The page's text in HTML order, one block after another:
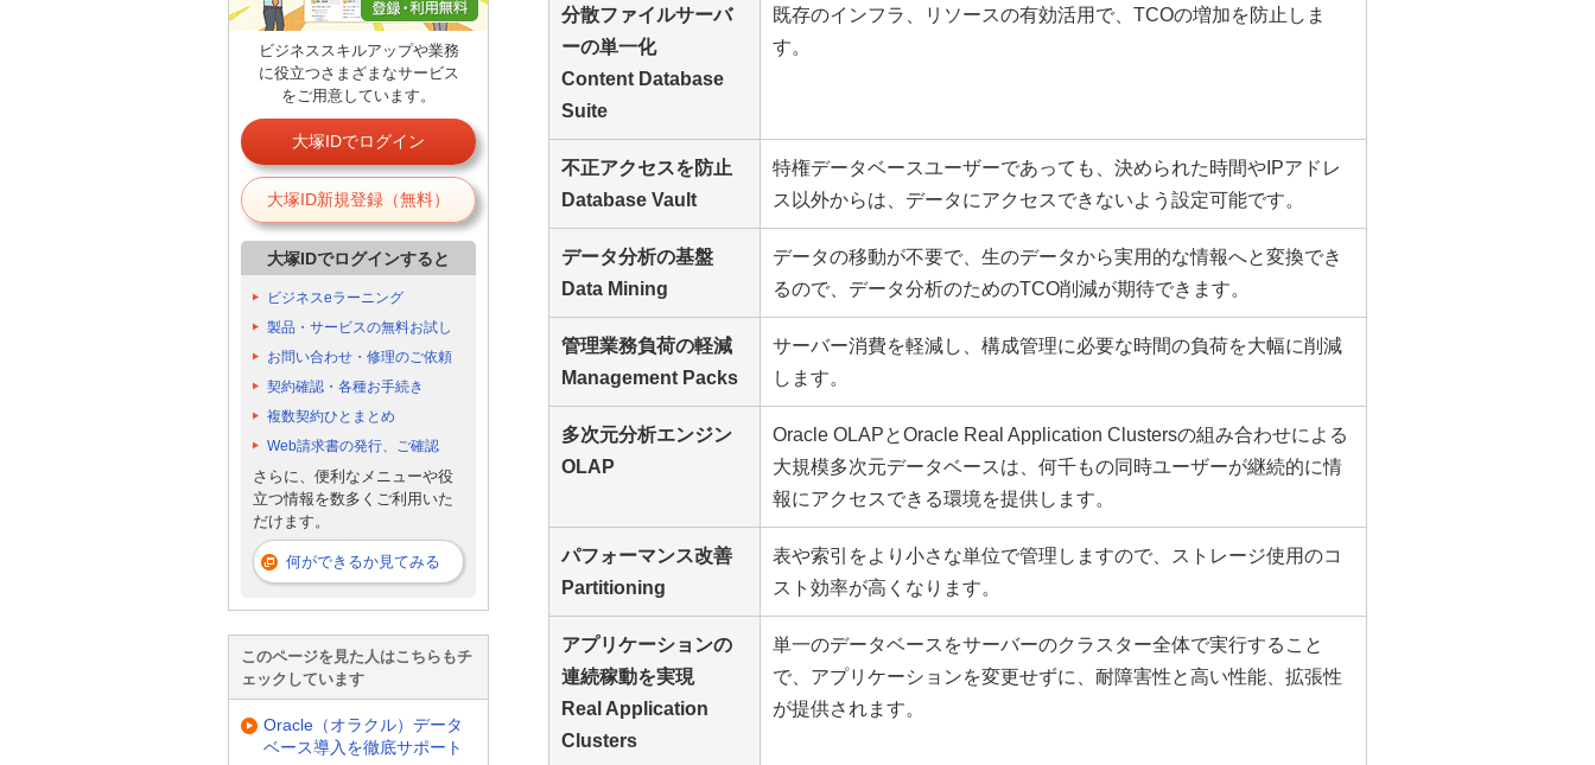
分散ファイルサーバ
ーの単一化
Content Database
Suite
既存のインフラ、リソースの有効活用で、TCOの増加を防止しま
す。
不正アクセスを防止
Database Vault
特権データベースユーザーであっても、決められた時間やIPアドレ
ス以外からは、データにアクセスできないよう設定可能です。
データ分析の基盤
Data Mining
データの移動が不要で、生のデータから実用的な情報へと変換でき
るので、データ分析のためのTCO削減が期待できます。
管理業務負荷の軽減
Management Packs
サーバー消費を軽減し、構成管理に必要な時間の負荷を大幅に削減
します。
多次元分析エンジン
OLAP
Oracle OLAPとOracle Real Application Clustersの組み合わせによる
大規模多次元データベースは、何千もの同時ユーザーが継続的に情
報にアクセスできる環境を提供します。
パフォーマンス改善
Partitioning
表や索引をより小さな単位で管理しますので、ストレージ使用のコ
スト効率が高くなります。
アプリケーションの
連続稼動を実現
Real Application
Clusters
単一のデータベースをサーバーのクラスター全体で実行すること
で、アプリケーションを変更せずに、耐障害性と高い性能、拡張性
が提供されます。
ビジネススキルアップや業務
に役立つさまざまなサービス
をご用意しています。
大塚IDでログイン
大塚ID新規登録（無料）
大塚IDでログインすると
ビジネスeラーニング
製品・サービスの無料お試し
お問い合わせ・修理のご依頼
契約確認・各種お手続き
複数契約ひとまとめ
Web請求書の発行、ご確認
さらに、便利なメニューや役
立つ情報を数多くご利用いた
だけます。
何ができるか見てみる
このページを見た人はこちらもチ
ェックしています
Oracle（オラクル）データ
ベース導入を徹底サポート